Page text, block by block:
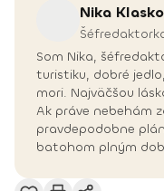
Nika Klasko
Som Nika,
turistiku, dobré
mori. Najväčšou
Ak práve nebehám
pravdepodobne
batohom plným